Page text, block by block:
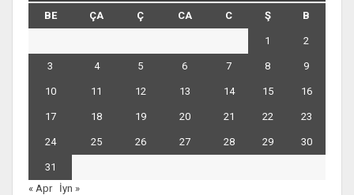
BE ÇA Ç CA C Ş B
1 2
3 4 5 6 7 8 9
10 11 12 13 14 15 16
17 18 19 20 21 22 23
24 25 26 27 28 29 30
31
« Apr
İyn »